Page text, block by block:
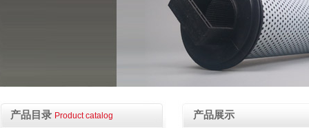
产品目录 Product catalog 产品展示